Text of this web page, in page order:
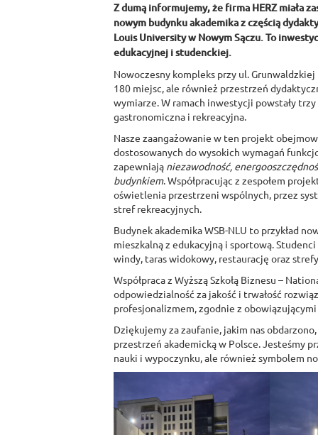
Z dumą informujemy, że firma HERZ miała
nowym budynku akademika z częścią
Louis University w Nowym Sączu. To
edukacyjnej i studenckiej.
Nowoczesny kompleks przy ul.
180 miejsc, ale również przestrzeń
wymiarze. W ramach inwestycji powstały
gastronomiczna i rekreacyjna.
Nasze zaangażowanie w ten projekt
dostosowanych do wysokich wymagań
zapewniają niezawodność,
budynkiem. Współpracując z zespołem
oświetlenia przestrzeni wspólnych, przez
stref rekreacyjnych.
Budynek akademika WSB-NLU to przykład
mieszkalną z edukacyjną i sportową.
windy, taras widokowy, restaurację oraz
Współpraca z Wyższą Szkołą Biznesu –
odpowiedzialność za jakość i trwałość
profesjonalizmem, zgodnie z
Dziękujemy za zaufanie, jakim nas
przestrzeń akademicką w Polsce. Jesteśmy
nauki i wypoczynku, ale również symbolem